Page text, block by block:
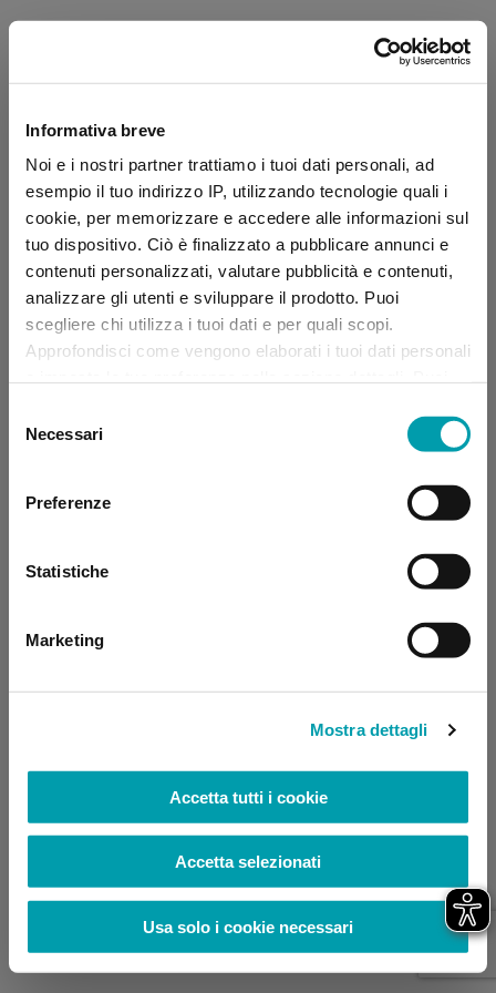
Informativa breve
Noi e i nostri partner trattiamo i tuoi dati personali, ad
esempio il tuo indirizzo IP, utilizzando tecnologie quali i
cookie, per memorizzare e accedere alle informazioni sul
tuo dispositivo. Ciò è finalizzato a pubblicare annunci e
contenuti personalizzati, valutare pubblicità e contenuti,
analizzare gli utenti e sviluppare il prodotto. Puoi
scegliere chi utilizza i tuoi dati e per quali scopi.
Approfondisci come vengono elaborati i tuoi dati personali
momento dalla Dichiarazione sui “
delNecessari
Preferenze
Statistiche
Marketing
Mostra dettagli
Accetta tutti i cookie
Accetta selezionati
Usa solo i cookie necessari
Application error: a client-side exception has occurred (see the
browser console for more information)